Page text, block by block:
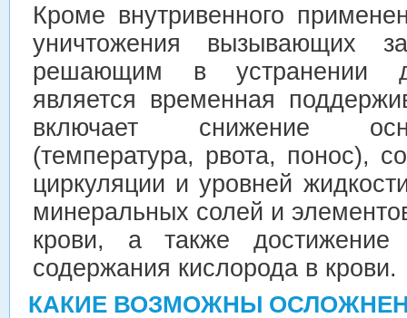
Кроме внутривенного
уничтожения вызывающих
решающим в устранении
является временная
включает снижение
(температура, рвота, понос),
циркуляции и уровней
минеральных солей и
крови, а также достижение
содержания кислорода в крови.
КАКИЕ ВОЗМОЖНЫ